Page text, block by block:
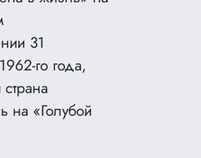
31
го года,
страна
на «Голубой